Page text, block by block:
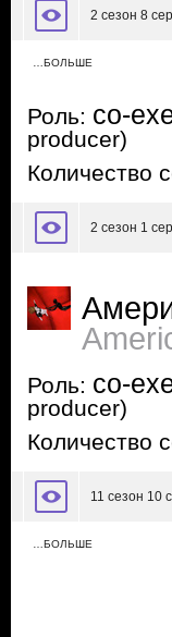
2 сезон 8
…БОЛЬШЕ
Роль: co-
producer)
Количество
2 сезон 1
Роль: co-
producer)
Количество
11 сезон 10
…БОЛЬШЕ